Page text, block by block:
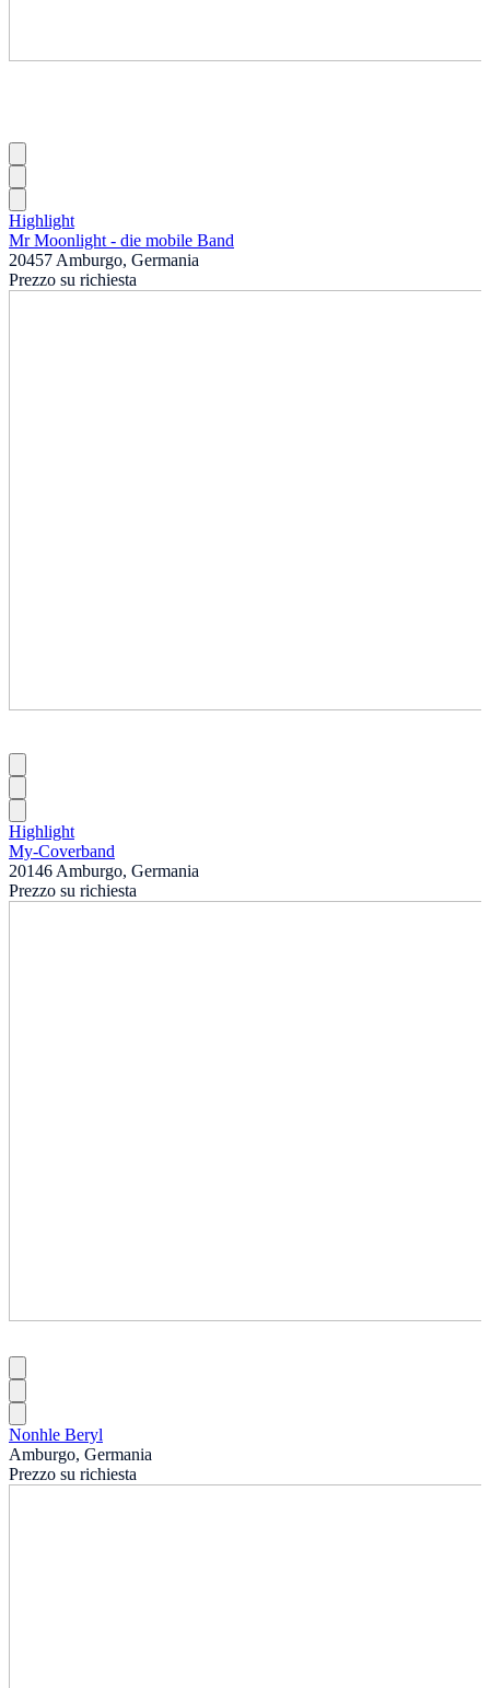
Highlight
Mr Moonlight - die mobile Band
20457 Amburgo, Germania
Prezzo su richiesta
Highlight
My-Coverband
20146 Amburgo, Germania
Prezzo su richiesta
Nonhle Beryl
Amburgo, Germania
Prezzo su richiesta